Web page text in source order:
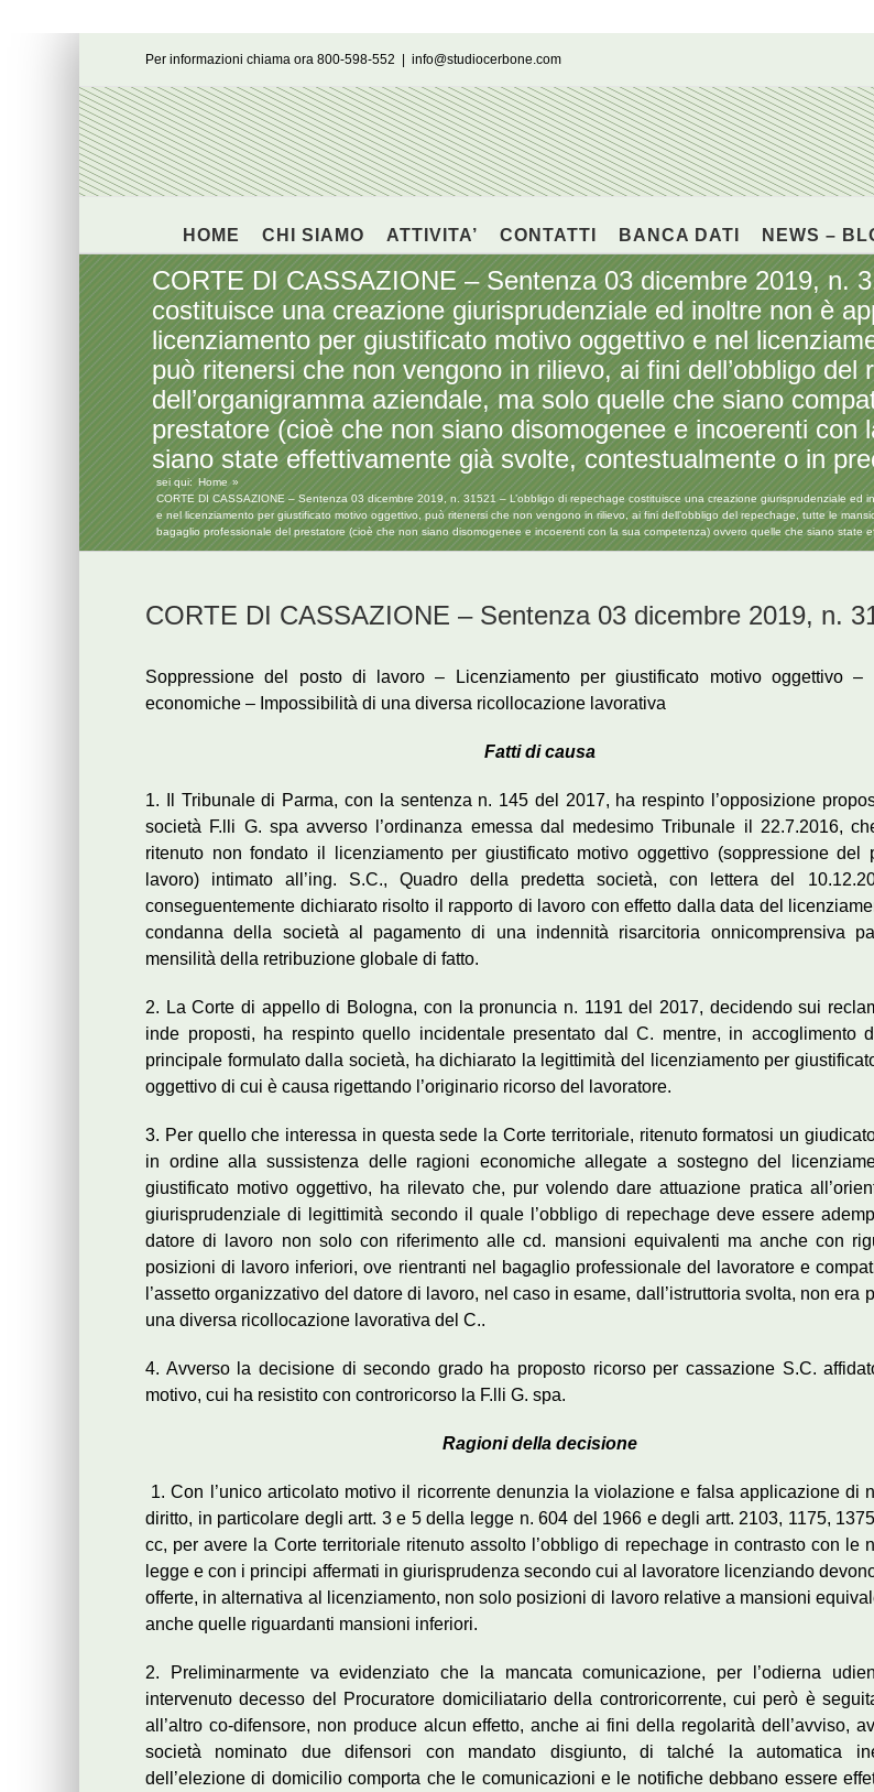
Per informazioni chiama ora 800-598-552 info@studiocerbone.com
HOME CHI SIAMO ATTIVITA’ CONTATTI BANCA DATI NEWS –
CORTE DI CASSAZIONE – Sentenza 03 dicembre 2019, n.
costituisce una creazione giurisprudenziale ed inoltre non è
licenziamento per giustificato motivo oggettivo e nel
può ritenersi che non vengono in rilievo, ai fini dell’obbligo
dell’organigramma aziendale, ma solo quelle che siano
prestatore (cioè che non siano disomogenee e incoerenti
siano state effettivamente già svolte, contestualmente o in
sei qui: Home
CORTE DI CASSAZIONE – Sentenza 03 dicembre 2019, n. 31521 – L’obbligo di repechage costituisce una creazione giurisprudenziale
e nel licenziamento per giustificato motivo oggettivo, può ritenersi che non vengono in rilievo, ai fini dell’obbligo del repechage, tutte le
bagaglio professionale del prestatore (cioè che non siano disomogenee e incoerenti con la sua competenza) ovvero quelle che siano state
CORTE DI CASSAZIONE – Sentenza 03 dicembre 2019, n.
Soppressione del posto di lavoro – Licenziamento per giustificato motivo oggettivo –
economiche – Impossibilità di una diversa ricollocazione lavorativa
Fatti di causa
1. Il Tribunale di Parma, con la sentenza n. 145 del 2017, ha respinto l’opposizione
società F.lli G. spa avverso l’ordinanza emessa dal medesimo Tribunale il 22.7.2016,
ritenuto non fondato il licenziamento per giustificato motivo oggettivo (soppressione del
lavoro) intimato all’ing. S.C., Quadro della predetta società, con lettera del
conseguentemente dichiarato risolto il rapporto di lavoro con effetto dalla data del
condanna della società al pagamento di una indennità risarcitoria onnicomprensiva
mensilità della retribuzione globale di fatto.
2. La Corte di appello di Bologna, con la pronuncia n. 1191 del 2017, decidendo sui
inde proposti, ha respinto quello incidentale presentato dal C. mentre, in accoglimento
principale formulato dalla società, ha dichiarato la legittimità del licenziamento per
oggettivo di cui è causa rigettando l’originario ricorso del lavoratore.
3. Per quello che interessa in questa sede la Corte territoriale, ritenuto formatosi un
in ordine alla sussistenza delle ragioni economiche allegate a sostegno del
giustificato motivo oggettivo, ha rilevato che, pur volendo dare attuazione pratica
giurisprudenziale di legittimità secondo il quale l’obbligo di repechage deve essere
datore di lavoro non solo con riferimento alle cd. mansioni equivalenti ma anche con
posizioni di lavoro inferiori, ove rientranti nel bagaglio professionale del lavoratore e
l’assetto organizzativo del datore di lavoro, nel caso in esame, dall’istruttoria svolta, non era
una diversa ricollocazione lavorativa del C..
4. Avverso la decisione di secondo grado ha proposto ricorso per cassazione S.C.
motivo, cui ha resistito con controricorso la F.lli G. spa.
Ragioni della decisione
1. Con l’unico articolato motivo il ricorrente denunzia la violazione e falsa applicazione di
diritto, in particolare degli artt. 3 e 5 della legge n. 604 del 1966 e degli artt. 2103, 1175,
cc, per avere la Corte territoriale ritenuto assolto l’obbligo di repechage in contrasto con le
legge e con i principi affermati in giurisprudenza secondo cui al lavoratore licenziando
offerte, in alternativa al licenziamento, non solo posizioni di lavoro relative a mansioni
anche quelle riguardanti mansioni inferiori.
2. Preliminarmente va evidenziato che la mancata comunicazione, per l’odierna
intervenuto decesso del Procuratore domiciliatario della controricorrente, cui però è
all’altro co-difensore, non produce alcun effetto, anche ai fini della regolarità dell’avviso,
società nominato due difensori con mandato disgiunto, di talché la automatica
dell’elezione di domicilio comporta che le comunicazioni e le notifiche debbano essere